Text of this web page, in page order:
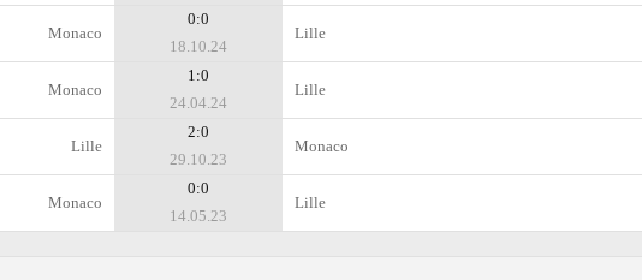
Monaco
0:0
18.10.24
Lille
Monaco
1:0
24.04.24
Lille
Lille
2:0
29.10.23
Monaco
Monaco
0:0
14.05.23
Lille